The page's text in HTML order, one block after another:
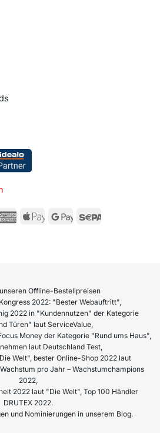
Offline-Bestellpreisen
2022: "Bester Webauftritt",
2022 in "Kundennutzen" der Kategorie
Türen" laut ServiceValue,
Money der Kategorie "Rund ums Haus",
laut Deutschland Test,
Welt", bester Online-Shop 2022 laut
pro Jahr – Wachstumchampions
2022,
2022 laut "Die Welt", Top 100 Händler
DRUTEX 2022.
und Nominierungen in unserem Blog.